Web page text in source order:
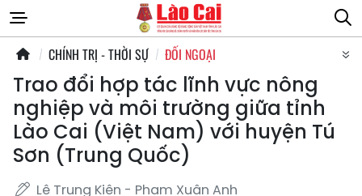
CHÍNH TRỊ - THỜI SỰ ĐỐI NGOẠI
Trao đổi hợp tác lĩnh vực nông
nghiệp và môi trường giữa tỉnh
Lào Cai (Việt Nam) với huyện Tú
Sơn (Trung Quốc)
Lê Trung Kiên - Phạm Xuân Anh